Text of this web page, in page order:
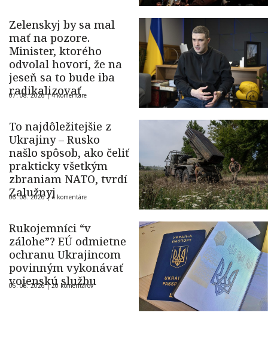
Zelenskyj by sa mal
mať na pozore.
Minister, ktorého
odvolal hovorí, že na
jeseň sa to bude iba
radikalizovať
07. 08. 2026 |4 komentáre
To najdôležitejšie z
Ukrajiny – Rusko
našlo spôsob, ako čeliť
prakticky všetkým
zbraniam NATO, tvrdí
Zalužnyj
06. 08. 2026 |4 komentáre
Rukojemníci “v
zálohe”? EÚ odmietne
ochranu Ukrajincom
povinným vykonávať
vojenskú službu
06. 08. 2026 |20 komentárov